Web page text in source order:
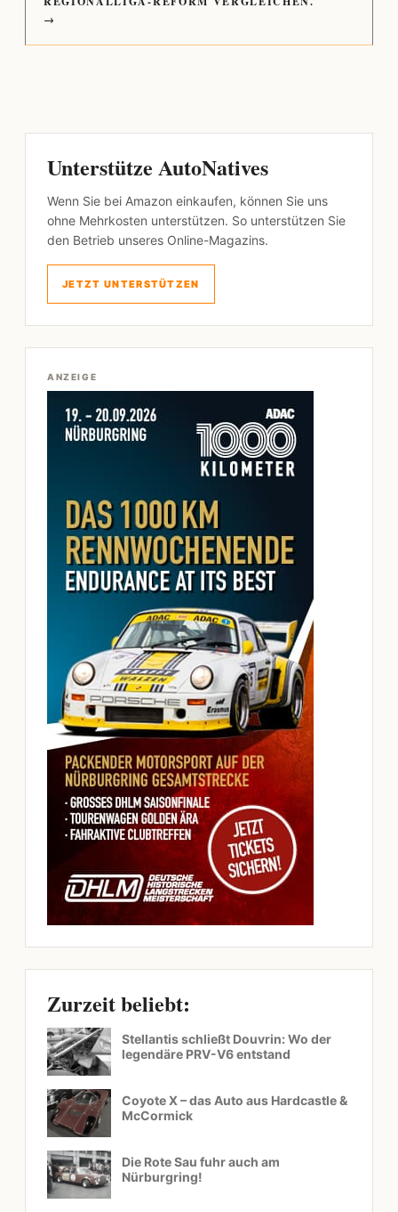
→
Unterstütze AutoNatives
Wenn Sie bei Amazon einkaufen, können Sie uns
ohne Mehrkosten unterstützen. So unterstützen Sie
den Betrieb unseres Online-Magazins.
JETZT UNTERSTÜTZEN
ANZEIGE
Zurzeit beliebt:
Stellantis schließt Douvrin: Wo der
legendäre PRV-V6 entstand
Coyote X – das Auto aus Hardcastle &
McCormick
Die Rote Sau fuhr auch am
Nürburgring!